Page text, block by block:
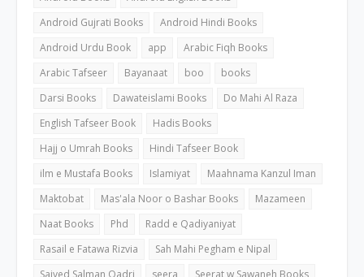
Android Gujrati Books
Android Hindi Books
Android Urdu Book
app
Arabic Fiqh Books
Arabic Tafseer
Bayanaat boo
books
Darsi Books
Dawateislami Books
Do Mahi Al Raza
English Tafseer Book
Hadis Books
Hajj o Umrah Books
Hindi Tafseer Book
ilm e Mustafa Books
Islamiyat
Maahnama Kanzul Iman
Maktobat
Mas'ala Noor o Bashar Books
Mazameen
Naat Books
Phd
Radd e Qadiyaniyat
Rasail e Fatawa Rizvia
Sah Mahi Pegham e Nipal
Saiyed Salman Qadri
seera
Seerat w Sawaneh Books